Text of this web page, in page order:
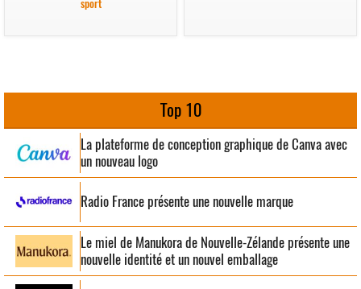
sport
Top 10
La plateforme de conception graphique de Canva avec
un nouveau logo
Radio France présente une nouvelle marque
Le miel de Manukora de Nouvelle-Zélande présente une
nouvelle identité et un nouvel emballage